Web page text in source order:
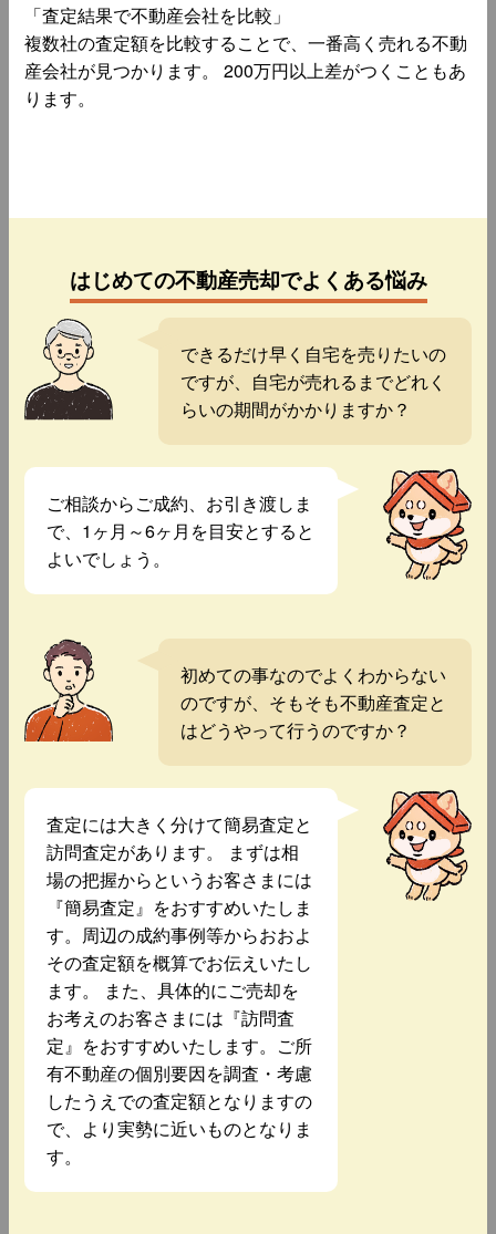
「査定結果で不動産会社を比較」
複数社の査定額を比較することで、一番高く売れる不動
産会社が見つかります。 200万円以上差がつくこともあ
ります。
はじめての不動産売却でよくある悩み
できるだけ早く自宅を売りたいの
ですが、自宅が売れるまでどれく
らいの期間がかかりますか？
ご相談からご成約、お引き渡しま
で、1ヶ月～6ヶ月を目安とすると
よいでしょう。
初めての事なのでよくわからない
のですが、そもそも不動産査定と
はどうやって行うのですか？
査定には大きく分けて簡易査定と
訪問査定があります。 まずは相
場の把握からというお客さまには
『簡易査定』をおすすめいたしま
す。周辺の成約事例等からおおよ
その査定額を概算でお伝えいたし
ます。 また、具体的にご売却を
お考えのお客さまには『訪問査
定』をおすすめいたします。ご所
有不動産の個別要因を調査・考慮
したうえでの査定額となりますの
で、より実勢に近いものとなりま
す。